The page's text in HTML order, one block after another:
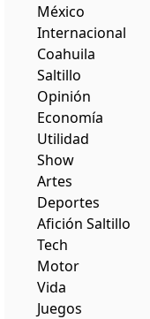
México
Internacional
Coahuila
Saltillo
Opinión
Economía
Utilidad
Show
Artes
Deportes
Afición Saltillo
Tech
Motor
Vida
Juegos